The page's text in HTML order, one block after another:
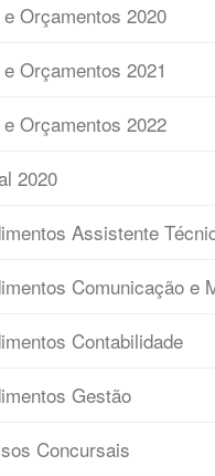
Orçamentos 2020
Orçamentos 2021
Orçamentos 2022
2020
Assistente
Comunicação e
Contabilidade
Gestão
Concursais